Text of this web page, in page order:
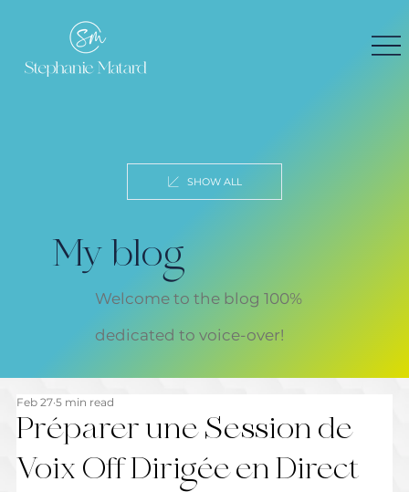
SHOW ALL
My blog
Welcome to the blog 100%
dedicated to voice-over!
Préparer une Session de
Voix Off Dirigée en Direct
Feb 27 5 min read